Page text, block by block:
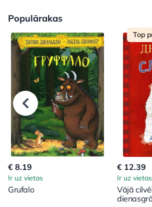
Populārakas
€ 8.19
Ir uz vietas
Grufalo
Top
€ 12.39
Ir uz vietas
Vājā